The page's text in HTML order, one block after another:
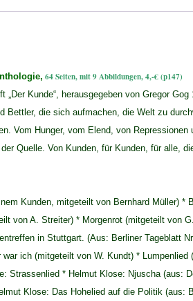
64 Seiten, mit 9 Abbildungen, 4,-€ (p147)
Kunde“, herausgegeben von Gregor Gog
Bettler, die sich aufmachen, die Welt zu
Vom Hunger, vom Elend, von
Quelle. Von Kunden, für Kunden, für alle,
Kunden, mitgeteilt von Bernhard Müller) *
von A. Streiter) * Morgenrot (mitgeteilt von
in Stuttgart. (Aus: Berliner Tageblatt
ich (mitgeteilt von W. Kundt) * Lumpenlied
Strassenlied * Helmut Klose: Njuscha (aus:
Klose: Das Hohelied auf die Politik (aus: